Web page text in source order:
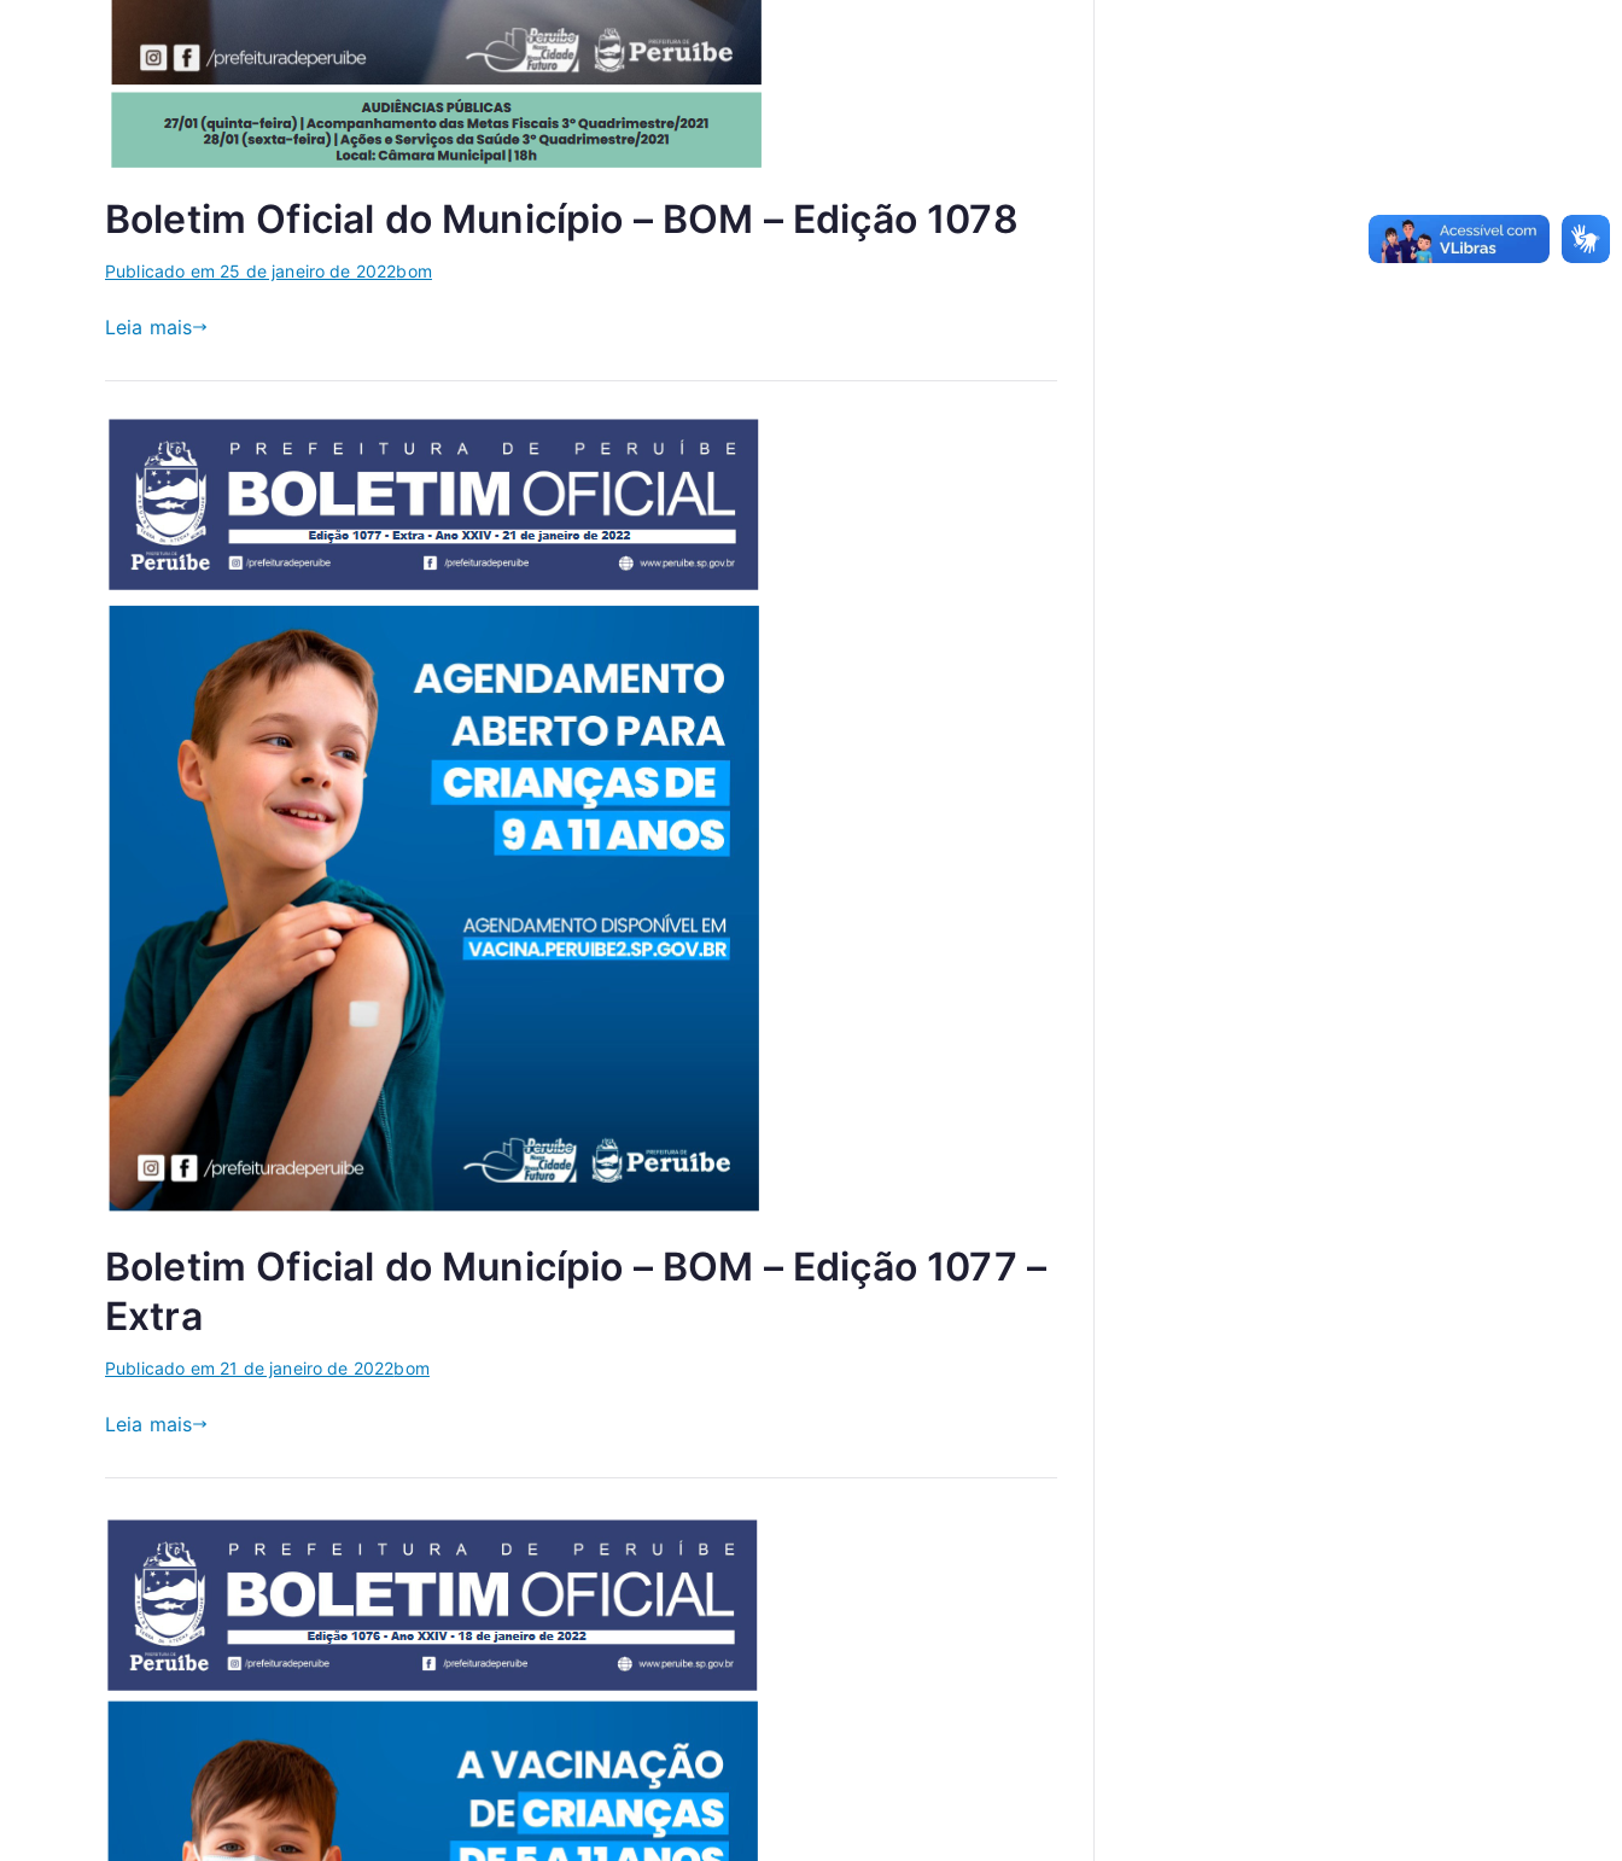
Boletim Oficial do Município – BOM – Edição 1078
Publicado em 25 de janeiro de 2022bom
Leia mais
Boletim Oficial do Município – BOM – Edição 1077 –
Extra
Publicado em 21 de janeiro de 2022bom
Leia mais